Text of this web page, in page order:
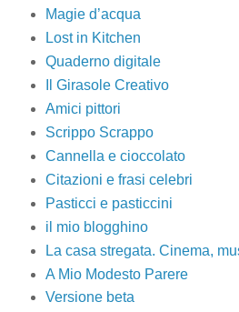
Magie d’acqua
Lost in Kitchen
Quaderno digitale
Il Girasole Creativo
Amici pittori
Scrippo Scrappo
Cannella e cioccolato
Citazioni e frasi celebri
Pasticci e pasticcini
il mio blogghino
La casa stregata. Cinema,
A Mio Modesto Parere
Versione beta